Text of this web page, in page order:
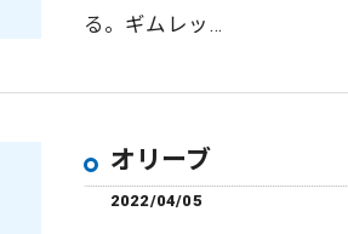
る。ギムレッ…
オリーブ
2022/04/05